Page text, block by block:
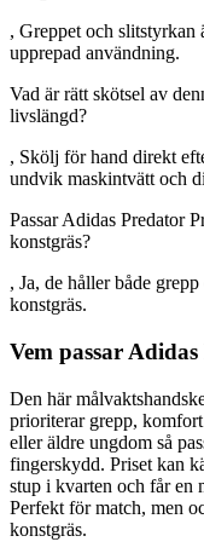
, Greppet och slitstyrkan
upprepad användning.
Vad är rätt skötsel av
livslängd?
, Skölj för hand direkt
undvik maskintvätt och
Passar Adidas Predator
konstgräs?
, Ja, de håller både
konstgräs.
Vem passar
Den här
prioriterar grepp,
eller äldre ungdom så
fingerskydd. Priset kan
stup i kvarten och får en
Perfekt för match, men
konstgräs.